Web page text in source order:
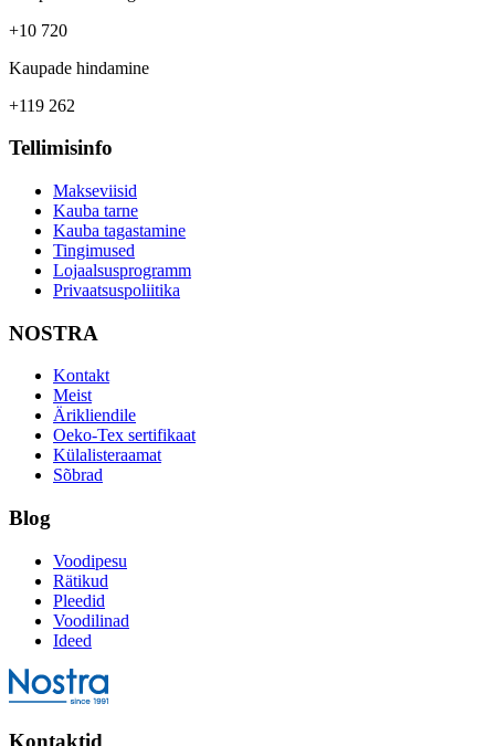
+10 720
Kaupade hindamine
+119 262
Tellimisinfo
Makseviisid
Kauba tarne
Kauba tagastamine
Tingimused
Lojaalsusprogramm
Privaatsuspoliitika
NOSTRA
Kontakt
Meist
Ärikliendile
Oeko-Tex sertifikaat
Külalisteraamat
Sõbrad
Blog
Voodipesu
Rätikud
Pleedid
Voodilinad
Ideed
Kontaktid